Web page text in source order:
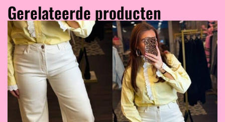
Gerelateerde producten